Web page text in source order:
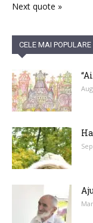
Next quote »
CELE MAI POPULARE